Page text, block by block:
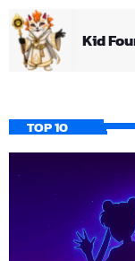
Kid
TOP 10